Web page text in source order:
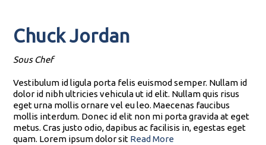
Chuck Jordan
Sous Chef
Vestibulum id ligula porta felis euismod semper. Nullam id
dolor id nibh ultricies vehicula ut id elit. Nullam quis risus
eget urna mollis ornare vel eu leo. Maecenas faucibus
mollis interdum. Donec id elit non mi porta gravida at eget
metus. Cras justo odio, dapibus ac facilisis in, egestas eget
quam. Lorem ipsum dolor sit Read More